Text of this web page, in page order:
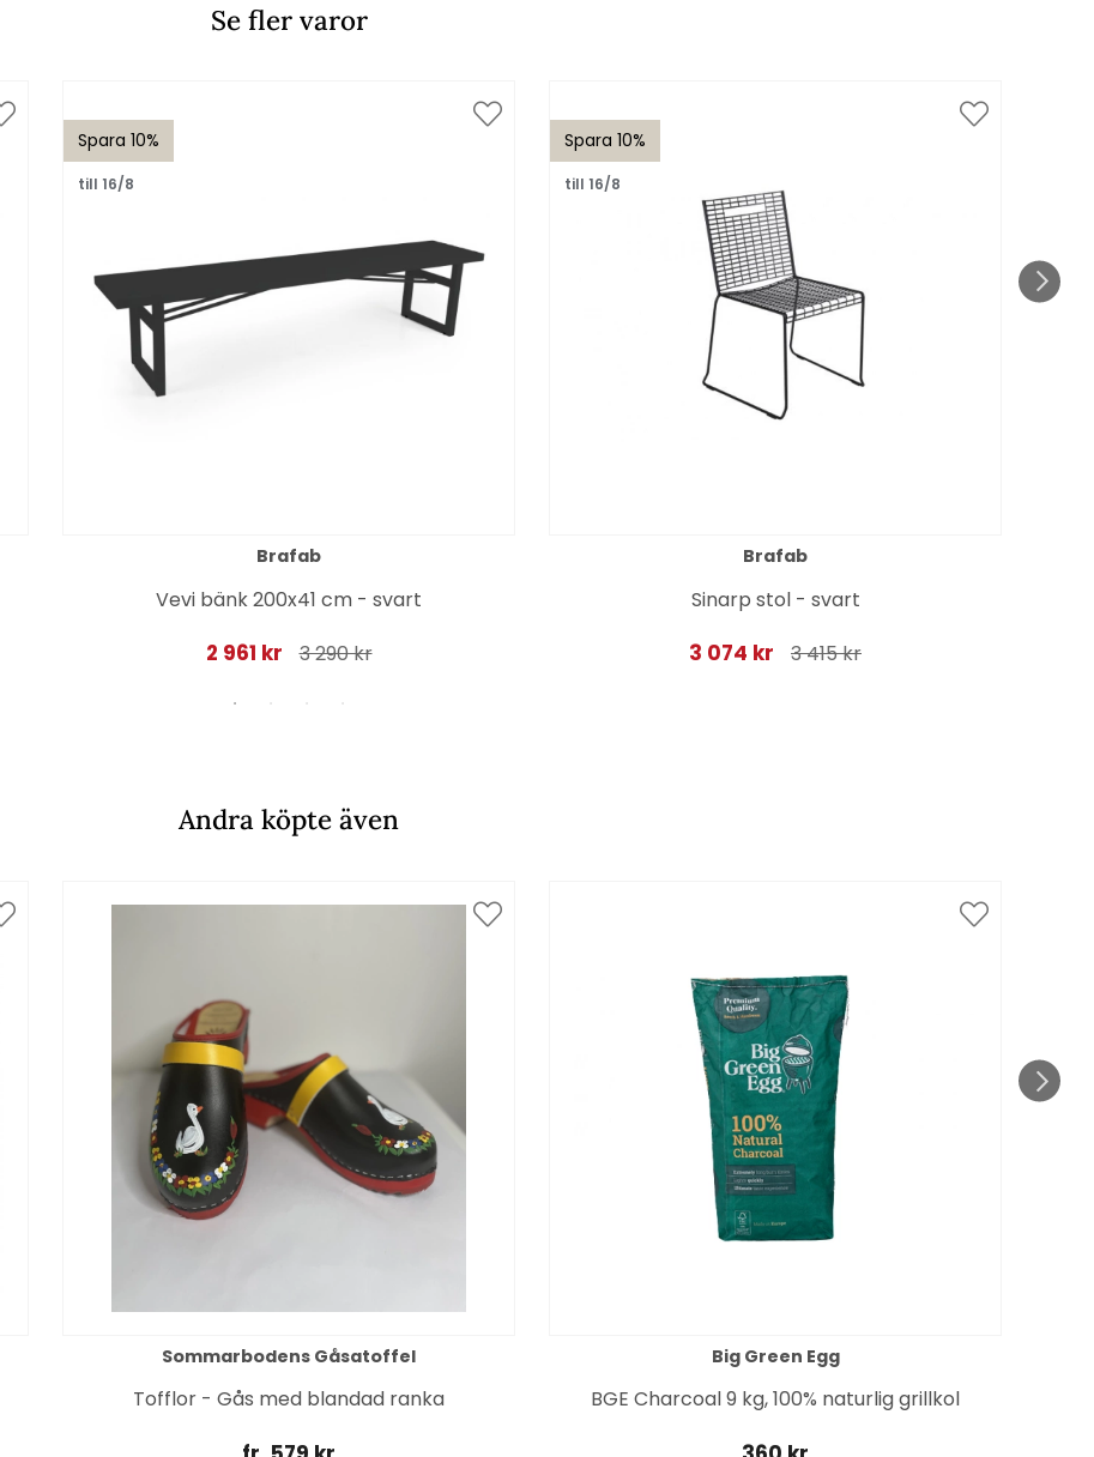
Se fler varor
Spara 10%
till 16/8
Brafab
Vevi bänk 200x41 cm - svart
2 961 kr 3 290 kr
Spara 10%
till 16/8
Brafab
Sinarp stol - svart
3 074 kr 3 415 kr
Andra köpte även
Sommarbodens Gåsatoffel
Tofflor - Gås med blandad ranka
Big Green Egg
BGE Charcoal 9 kg, 100% naturlig grillkol